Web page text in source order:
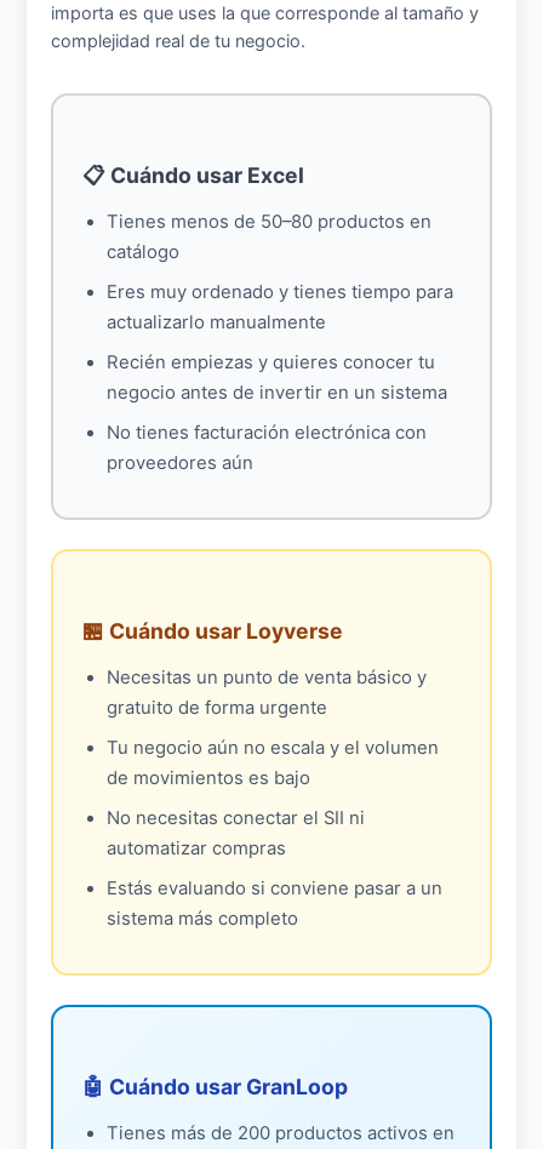
importa es que uses la que corresponde al tamaño y
complejidad real de tu negocio.
📋 Cuándo usar Excel
Tienes menos de 50–80 productos en
catálogo
Eres muy ordenado y tienes tiempo para
actualizarlo manualmente
Recién empiezas y quieres conocer tu
negocio antes de invertir en un sistema
No tienes facturación electrónica con
proveedores aún
🏪 Cuándo usar Loyverse
Necesitas un punto de venta básico y
gratuito de forma urgente
Tu negocio aún no escala y el volumen
de movimientos es bajo
No necesitas conectar el SII ni
automatizar compras
Estás evaluando si conviene pasar a un
sistema más completo
🤖 Cuándo usar GranLoop
Tienes más de 200 productos activos en